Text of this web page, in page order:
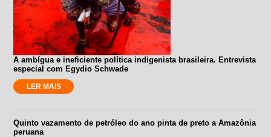
A ambígua e ineficiente política indigenista brasileira. Entrevista
especial com Egydio Schwade
LER MAIS
Quinto vazamento de petróleo do ano pinta de preto a Amazônia
peruana